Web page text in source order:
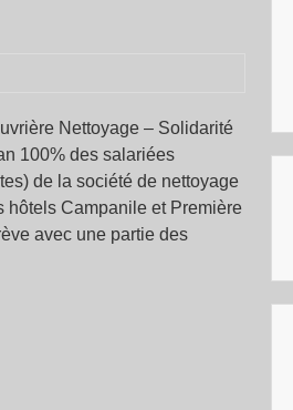
Nettoyage – Solidarité
100% des salariées
de la société de nettoyage
hôtels Campanile et Première
avec une partie des